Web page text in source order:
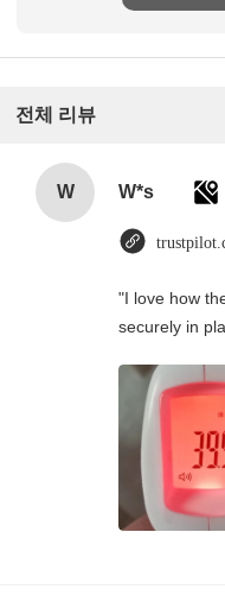
전체 리뷰
W W*s
"I love how
securely in